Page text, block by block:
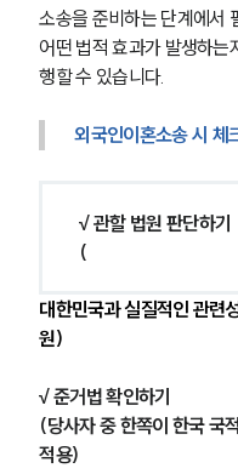
소송을 준비하는 단계에서
어떤 법적 효과가 발생하는
행할 수 있습니다.
외국인이혼소송 시 체
√ 관할 법원 판단하기
(
대한민국과 실질적인 관련
원)
√ 준거법 확인하기
(당사자 중 한쪽이 한국 국
적용)